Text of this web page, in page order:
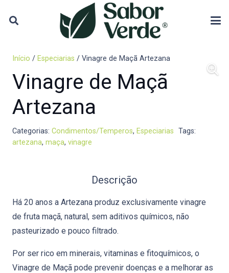
Início / Especiarias / Vinagre de Maçã Artezana
Vinagre de Maçã
Artezana
Categorias: Condimentos/Temperos, Especiarias Tags:
artezana, maça, vinagre
Descrição
Há 20 anos a Artezana produz exclusivamente vinagre
de fruta maçã, natural, sem aditivos químicos, não
pasteurizado e pouco filtrado.
Por ser rico em minerais, vitaminas e fitoquímicos, o
Vinagre de Maçã pode prevenir doenças e a melhorar as